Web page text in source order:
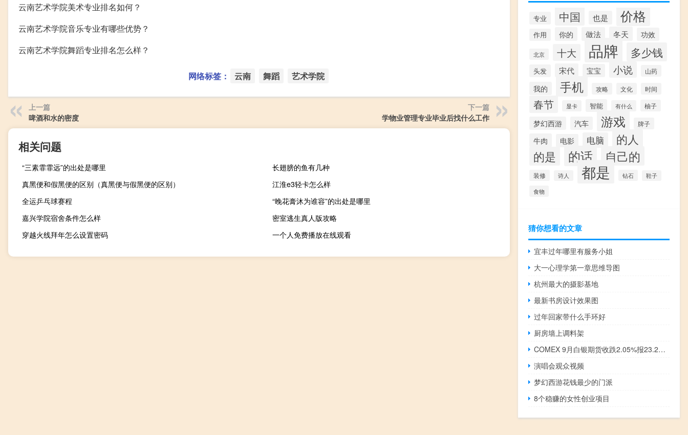
云南艺术学院美术专业排名如何？
云南艺术学院音乐专业有哪些优势？
云南艺术学院舞蹈专业排名怎么样？
网络标签： 云南 舞蹈 艺术学院
上一篇
啤酒和水的密度
下一篇
学物业管理专业毕业后找什么工作
相关问题
“三素霏霏远”的出处是哪里
长翅膀的鱼有几种
真黑便和假黑便的区别（真黑便与假黑便的区别）
江淮e3轻卡怎么样
全运乒乓球赛程
“晚花膏沐为谁容”的出处是哪里
嘉兴学院宿舍条件怎么样
密室逃生真人版攻略
穿越火线拜年怎么设置密码
一个人免费播放在线观看
专业 中国 也是 价格
作用 你的 做法 冬天 功效
北京 十大 品牌 多少钱
头发 宋代 宝宝 小说 山药
我的 手机 攻略 文化 时间
春节 显卡 智能 有什么 柚子
梦幻西游 汽车 游戏 牌子
牛肉 电影 电脑
的人
的是
的话 自己的
装修 诗人 都是 钻石 鞋子
食物
猜你想看的文章
宜丰过年哪里有服务小姐
大一心理学第一章思维导图
杭州最大的摄影基地
最新书房设计效果图
过年回家带什么手环好
厨房墙上调料架
COMEX 9月白银期货收跌2.05%报23.232美元/盎司COMEX 10月白银期货收跌2.03%报23.352美元/盎司
演唱会观众视频
梦幻西游花钱最少的门派
8个稳赚的女性创业项目